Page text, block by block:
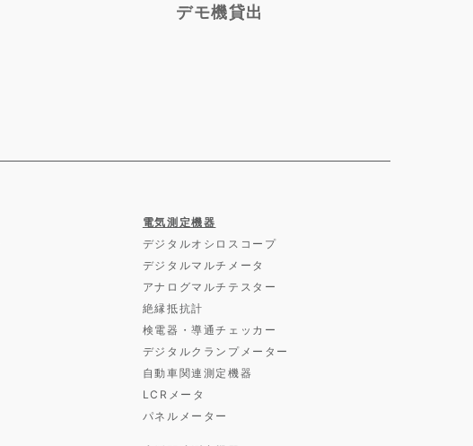
デモ機貸出
電気測定機器
デジタルオシロスコープ
デジタルマルチメータ
アナログマルチテスター
絶縁抵抗計
検電器・導通チェッカー
デジタルクランプメーター
自動車関連測定機器
LCRメータ
パネルメーター